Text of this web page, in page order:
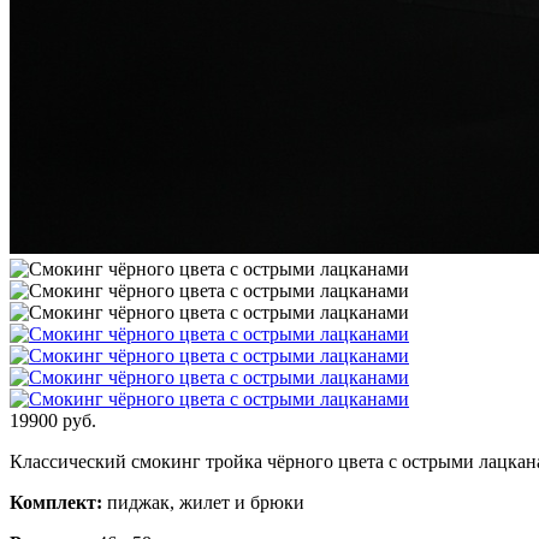
19900 руб.
Классический смокинг тройка чёрного цвета с острыми
Комплект: пиджак, жилет и брюки